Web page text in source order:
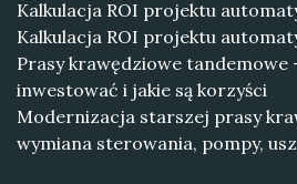
Kalkulacja ROI projektu
Kalkulacja ROI projektu
Prasy krawędziowe tandemowe
inwestować i jakie są korzyści
Modernizacja starszej prasy
wymiana sterowania, pompy,